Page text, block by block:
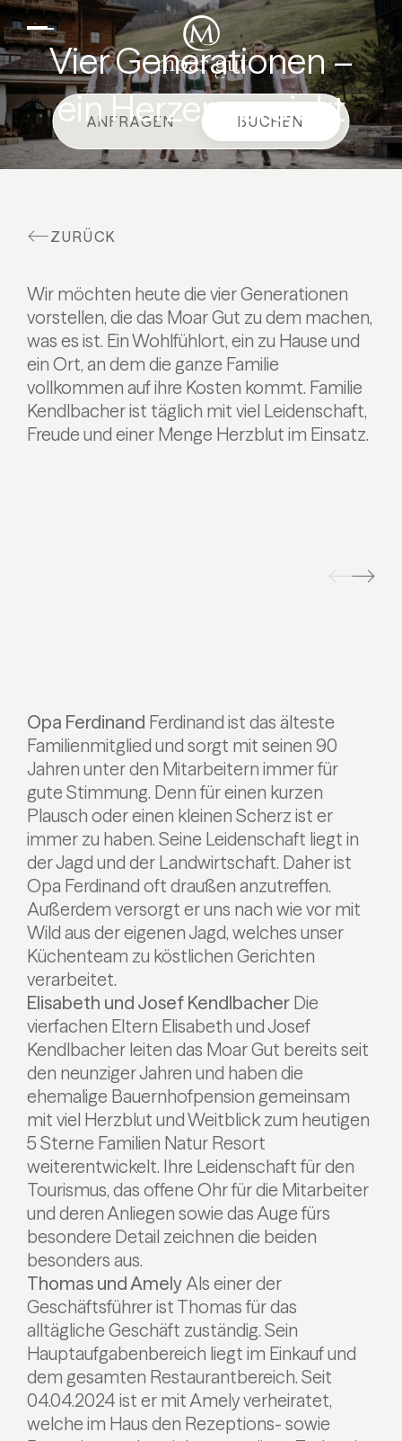
Suiten & Angebote
Familienurlaub
Moar Gut
Kulinarik
DEEN
Vier Generationen –
ein Herzensprojekt
ANFRAGEN BUCHEN
ZURÜCK
Wir möchten heute die vier Generationen
vorstellen, die das Moar Gut zu dem machen,
was es ist. Ein Wohlfühlort, ein zu Hause und
ein Ort, an dem die ganze Familie
vollkommen auf ihre Kosten kommt. Familie
Kendlbacher ist täglich mit viel Leidenschaft,
Freude und einer Menge Herzblut im Einsatz.
Opa Ferdinand Ferdinand ist das älteste
Familienmitglied und sorgt mit seinen 90
Jahren unter den Mitarbeitern immer für
gute Stimmung. Denn für einen kurzen
Plausch oder einen kleinen Scherz ist er
immer zu haben. Seine Leidenschaft liegt in
der Jagd und der Landwirtschaft. Daher ist
Opa Ferdinand oft draußen anzutreffen.
Außerdem versorgt er uns nach wie vor mit
Wild aus der eigenen Jagd, welches unser
Küchenteam zu köstlichen Gerichten
verarbeitet.
Elisabeth und Josef Kendlbacher Die
vierfachen Eltern Elisabeth und Josef
Kendlbacher leiten das Moar Gut bereits seit
den neunziger Jahren und haben die
ehemalige Bauernhofpension gemeinsam
mit viel Herzblut und Weitblick zum heutigen
5 Sterne Familien Natur Resort
weiterentwickelt. Ihre Leidenschaft für den
Tourismus, das offene Ohr für die Mitarbeiter
und deren Anliegen sowie das Auge fürs
besondere Detail zeichnen die beiden
besonders aus.
Thomas und AmelyAls einer der
Geschäftsführer ist Thomas für das
alltägliche Geschäft zuständig. Sein
Hauptaufgabenbereich liegt im Einkauf und
dem gesamten Restaurantbereich. Seit
04.04.2024 ist er mit Amely verheiratet,
welche im Haus den Rezeptions- sowie